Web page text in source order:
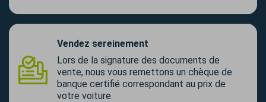
Vendez sereinement
Lors de la signature des documents de
vente, nous vous remettons un chèque de
banque certifié correspondant au prix de
votre voiture.